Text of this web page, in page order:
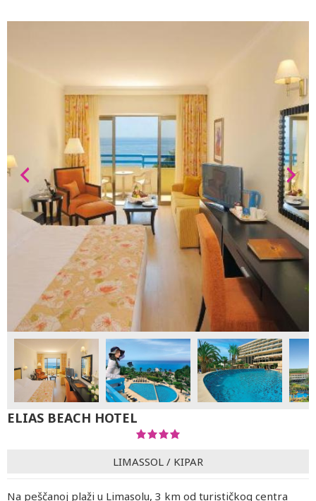
ELIAS BEACH HOTEL
LIMASSOL / KIPAR
Na peščanoj plaži u Limasolu, 3 km od turističkog centra